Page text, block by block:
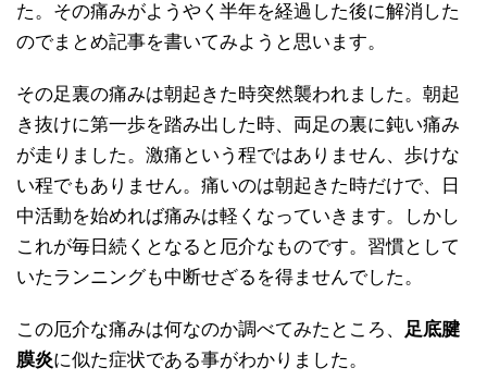
た。その痛みがようやく半年を経過した後に解消した
のでまとめ記事を書いてみようと思います。
その足裏の痛みは朝起きた時突然襲われました。朝起
き抜けに第一歩を踏み出した時、両足の裏に鈍い痛み
が走りました。激痛という程ではありません、歩けな
い程でもありません。痛いのは朝起きた時だけで、日
中活動を始めれば痛みは軽くなっていきます。しかし
これが毎日続くとなると厄介なものです。習慣として
いたランニングも中断せざるを得ませんでした。
この厄介な痛みは何なのか調べてみたところ、 足底腱
膜炎に似た症状である事がわかりました。